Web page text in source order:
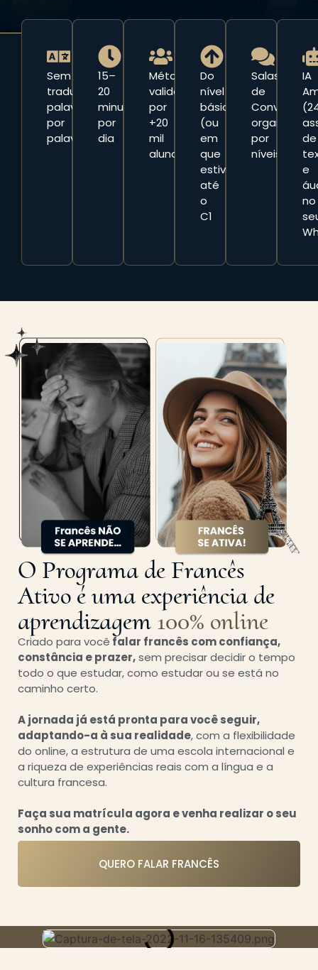
Sem
traduzir
palavra
por
palavra
15–
20
minutos
por
dia
Método
validado
por
+20
mil
alunos
Do
nível
básico
(ou
em
que
estiver)
até
o
C1
Salas
de
organizadas
por
níveis
IA
de
e
no
O Programa de Francês
Ativo é uma experiência de
aprendizagem 100% online
Criado para você falar francês com confiança,
constância e prazer,sem precisar decidir o tempo
todo o que estudar, como estudar ou se está no
caminho certo.
A jornada já está pronta para você seguir,
adaptando-a à sua realidade, com a flexibilidade
do online, a estrutura de uma escola internacional e
a riqueza de experiências reais com a língua e a
cultura francesa.
Faça sua matrícula agora e venha realizar o seu
sonho com a gente.
QUERO FALAR FRANCÊS